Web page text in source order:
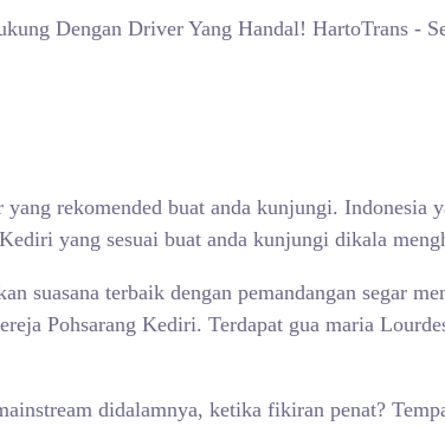
Dengan Driver Yang Handal! HartoTrans -
rekomended buat anda kunjungi. Indonesia
yang sesuai buat anda kunjungi dikala
terbaik dengan pemandangan segar
Pohsarang Kediri. Terdapat gua maria
didalamnya, ketika fikiran penat?